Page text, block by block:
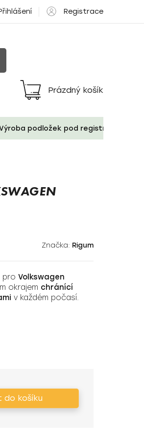
Registrace
Nákupní
košík
Prázdný košík
podložek pod registrační
Značka: Rigum
pro Volkswagen
okrajem chránící
v každém počasí.
do košíku